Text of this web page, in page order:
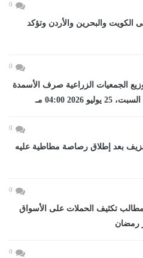
0
الكويت والبحرين والأردن وتؤكد
0
الجمعيات الزراعية صرف الأسمدة
2026 04:00 مـ
0
بعد إطلاق رصاصة مطاطية عليه
0
مطالب تكثيف الحملات على الأسواق
رمضان
0